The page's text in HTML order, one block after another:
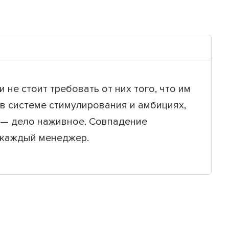
стоит требовать от них того, что им
стимулирования и амбициях,
дело наживное. Совпадение
менеджер.